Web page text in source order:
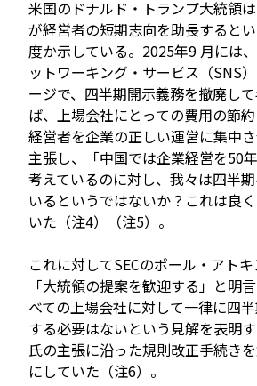
米国のドナルド・トランプ大統領
が経営者の短期志向を助長すると
度か示している。2025年9 月には
ットワーキング・サービス（SNS
ージで、四半期開示義務を撤廃し
ば、上場会社にとっての費用の節約
経営者を企業の正しい運営に集中
主張し、「中国では企業経営を50
考えているのに対し、我々は四半
いるというではないか？これは良
いた（注4）（注5）。
これに対してSECのポール・アトキ
「大統領の提案を歓迎する」と明
べての上場会社に対して一律に四
する必要はないという見解を表明
氏の主張に沿った規則改正手続き
にしていた（注6）。